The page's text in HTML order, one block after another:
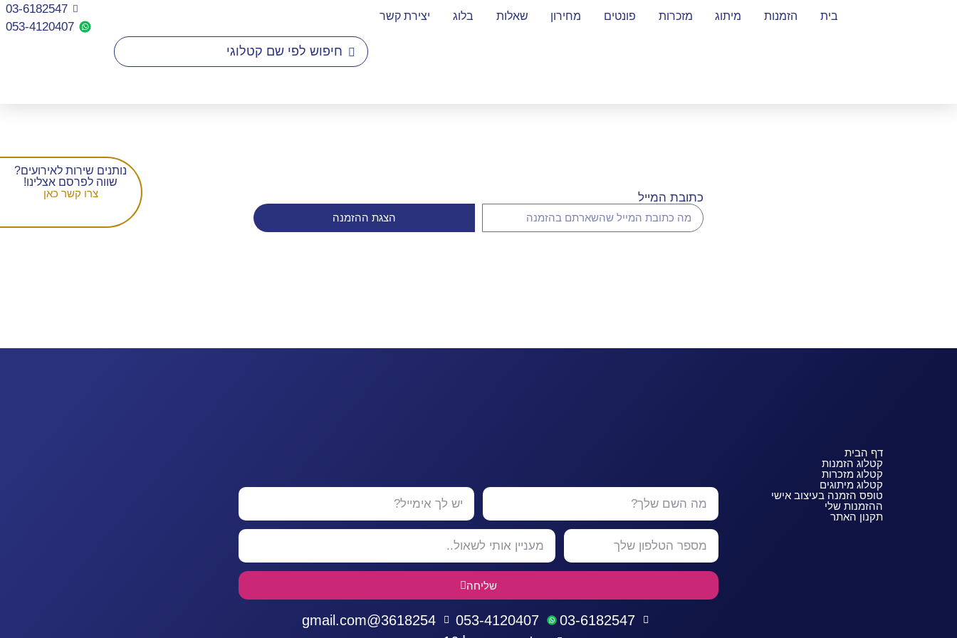
בית הזמנות מיתוג מזכרות פונטים מחירון שאלות בלוג יצירת קשר
03-6182547
053-4120407​
כתובת המייל
הצגת ההזמנה
דף הבית
קטלוג הזמנות
קטלוג מזכרות
קטלוג מיתוגים
טופס הזמנה בעיצוב אישי
ההזמנות שלי
תקנון האתר
שליחה
03-6182547
053-4120407
3618254@gmail.com
נותנים שירות לאירועים?
שווה לפרסם אצלינו!
צרו קשר כאן